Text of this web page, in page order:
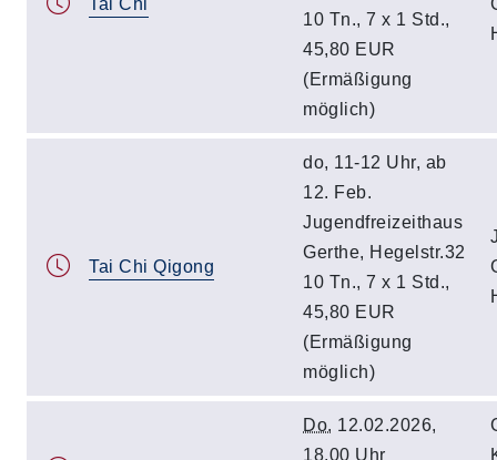
10 Tn., 7 x 1 Std.,
45,80 EUR
(Ermäßigung
möglich)
Tai Chi Qigong
do, 11-12 Uhr, ab
12. Feb.
Jugendfreizeithaus
Gerthe, Hegelstr.32
10 Tn., 7 x 1 Std.,
45,80 EUR
(Ermäßigung
möglich)
Do. 12.02.2026,
18.00 Uhr